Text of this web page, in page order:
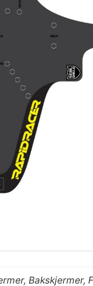
Bakskjermer,